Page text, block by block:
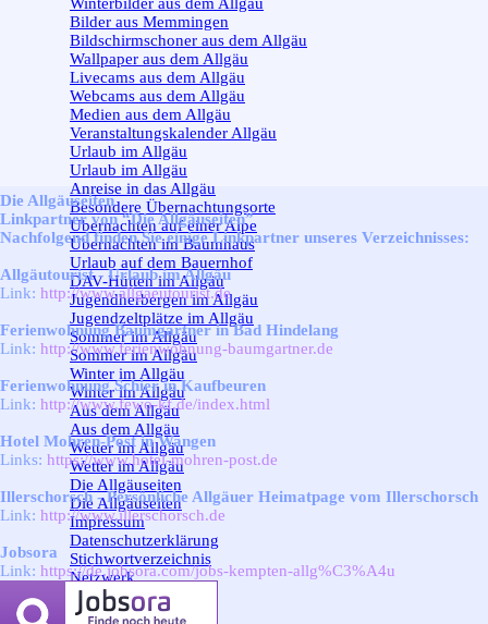
Bilder aus Memmingen
Bildschirmschoner aus dem Allgäu
Wallpaper aus dem Allgäu
Livecams aus dem Allgäu
Webcams aus dem Allgäu
Medien aus dem Allgäu
Veranstaltungskalender Allgäu
Urlaub im Allgäu
Urlaub im Allgäu
Anreise in das Allgäu
Besondere Übernachtungsorte
Übernachten auf einer Alpe
Übernachten im Baumhaus
Urlaub auf dem Bauernhof
DAV-Hütten im Allgäu
Jugendherbergen im Allgäu
Jugendzeltplätze im Allgäu
Sommer im Allgäu▼
Sommer im Allgäu
Winter im Allgäu
Winter im Allgäu
Aus dem Allgäu▼
Aus dem Allgäu
Wetter im Allgäu▼
Wetter im Allgäu
Die Allgäuseiten
Die Allgäuseiten
Impressum
Datenschutzerklärung
Stichwortverzeichnis
Netzwerk
Linkpartner
Unterstützung
Die Allgäuseiten
Linkpartner von “Die Allgäuseiten”
Nachfolgend finden Sie einige Linkpartner unseres Verzeichnisses:
Allgäutourist - Urlaub im Allgäu
Link: http://www.allgaeutourist.de
Ferienwohnung Baumgartner in Bad Hindelang
Link: http://www.ferienwohnung-baumgartner.de
Ferienwohnung Schier in Kaufbeuren
Link: http://www.fewo-kf.de/index.html
Hotel Mohren-Post in Wangen
Links: https://www.hotel-mohren-post.de
Illerschorsch - Persönliche Allgäuer Heimatpage vom Illerschorsch
Link: http://www.illerschorsch.de
Jobsora
Link: https://de.jobsora.com/jobs-kempten-allg%C3%A4u